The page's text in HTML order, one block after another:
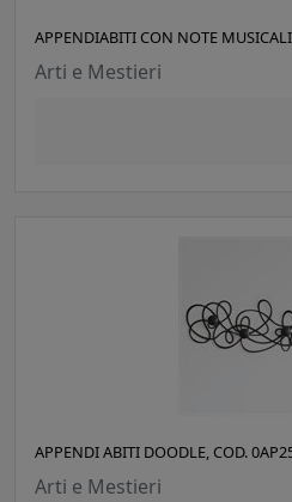
APPENDIABITI CON NOTE
Arti e Mestieri
APPENDI ABITI DOODLE, COD.
Arti e Mestieri